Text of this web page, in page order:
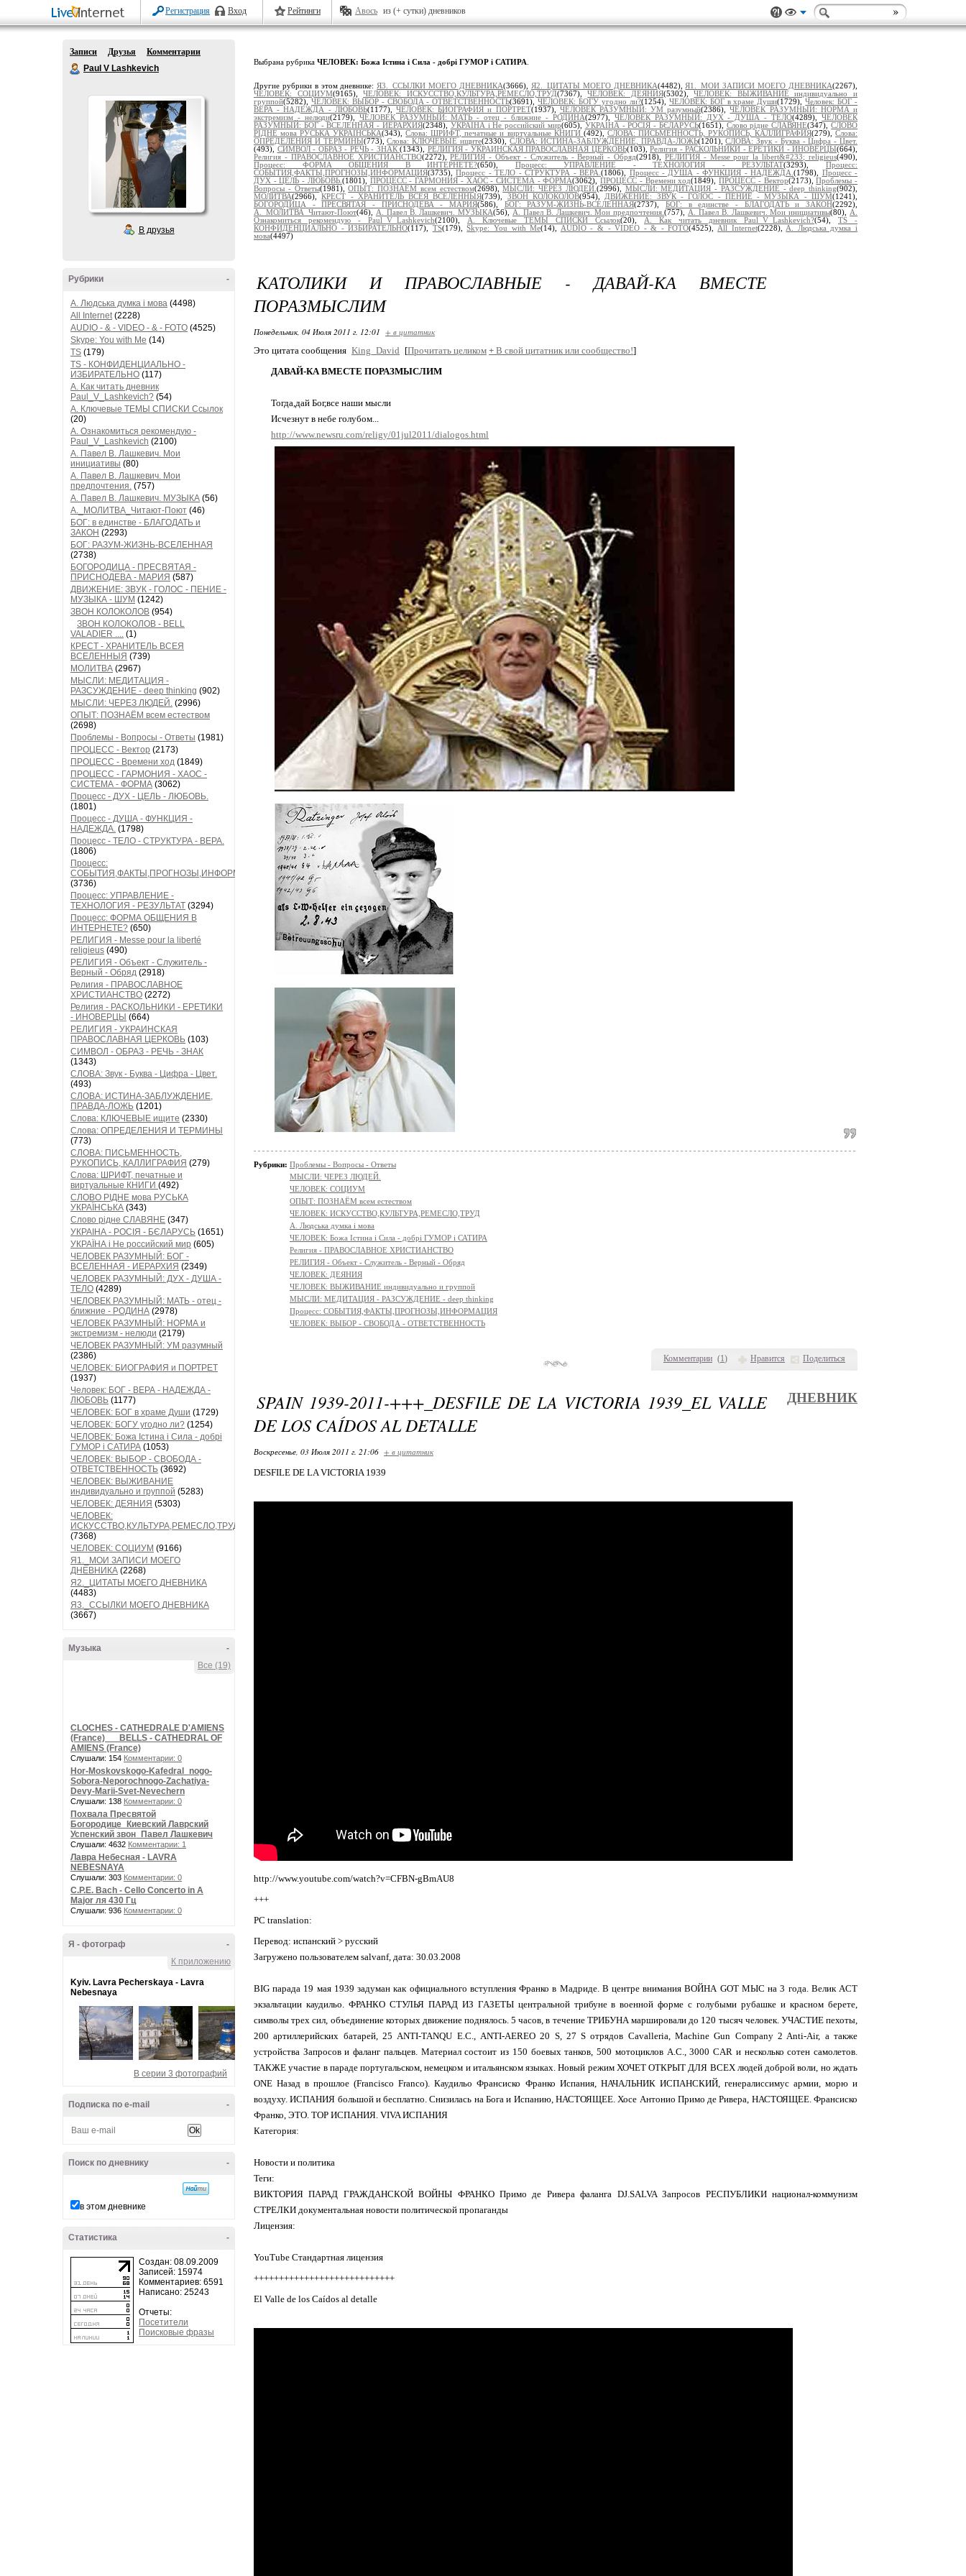
Регистрация Вход Рейтинги Авось из (+ сутки) дневников
Записи Друзья
Комментарии
Paul V Lashkevich
В друзья
-
Рубрики
A. Людська думка і мова (4498)
All Internet(2228)
AUDIO - & - VIDEO - & - FOTO (4525)
Skype: You with Me (14)
TS (179)
TS - КОНФИДЕНЦИАЛЬНО -
ИЗБИРАТЕЛЬНО (117)
А. Как читать дневник
Paul_V_Lashkevich? (54)
А. Ключевые ТЕМЫ СПИСКИ Ссылок
(20)
А. Ознакомиться рекомендую -
Paul_V_Lashkevich (2100)
А. Павел В. Лашкевич. Мои
инициативы (80)
А. Павел В. Лашкевич. Мои
предпочтения. (757)
А. Павел В. Лашкевич. МУЗЫКА (56)
А._МОЛИТВА_Читают-Поют (46)
БОГ: в единстве - БЛАГОДАТЬ и
ЗАКОН (2293)
БОГ: РАЗУМ-ЖИЗНЬ-ВСЕЛЕННАЯ
(2738)
БОГОРОДИЦА - ПРЕСВЯТАЯ -
ПРИСНОДЕВА - МАРИЯ (587)
ДВИЖЕНИЕ: ЗВУК - ГОЛОС - ПЕНИЕ -
МУЗЫКА - ШУМ (1242)
ЗВОН КОЛОКОЛОВ (954)
ЗВОН КОЛОКОЛОВ - BELL
VALADIER .... (1)
КРЕСТ - ХРАНИТЕЛЬ ВСЕЯ
ВСЕЛЕННЫЯ (739)
МОЛИТВА (2967)
МЫСЛИ: МЕДИТАЦИЯ -
РАЗСУЖДЕНИЕ - deep thinking (902)
МЫСЛИ: ЧЕРЕЗ ЛЮДЕЙ. (2996)
ОПЫТ: ПОЗНАЁМ всем естеством
(2698)
Проблемы - Вопросы - Ответы (1981)
ПРОЦЕСС - Вектор (2173)
ПРОЦЕСС - Времени ход (1849)
ПРОЦЕСС - ГАРМОНИЯ - ХАОС -
СИСТЕМА - ФОРМА (3062)
Процесс - ДУХ - ЦЕЛЬ - ЛЮБОВЬ.
(1801)
Процесс - ДУША - ФУНКЦИЯ -
НАДЕЖДА. (1798)
Процесс - ТЕЛО - СТРУКТУРА - ВЕРА.
(1806)
Процесс:
СОБЫТИЯ,ФАКТЫ,ПРОГНОЗЫ,ИНФОРМАЦИЯ
(3736)
Процесс: УПРАВЛЕНИЕ -
ТЕХНОЛОГИЯ - РЕЗУЛЬТАТ (3294)
Процесс: ФОРМА ОБЩЕНИЯ В
ИНТЕРНЕТЕ? (650)
РЕЛИГИЯ - Messe pour la liberté
religieus (490)
РЕЛИГИЯ - Объект - Служитель -
Верный - Обряд (2918)
Религия - ПРАВОСЛАВНОЕ
ХРИСТИАНСТВО (2272)
Религия - РАСКОЛЬНИКИ - ЕРЕТИКИ
- ИНОВЕРЦЫ (664)
РЕЛИГИЯ - УКРАИНСКАЯ
ПРАВОСЛАВНАЯ ЦЕРКОВЬ (103)
СИМВОЛ - ОБРАЗ - РЕЧЬ - ЗНАК
(1343)
СЛОВА: Звук - Буква - Цифра - Цвет.
(493)
СЛОВА: ИСТИНА-ЗАБЛУЖДЕНИЕ,
ПРАВДА-ЛОЖЬ (1201)
Слова: КЛЮЧЕВЫЕ ищите (2330)
Слова: ОПРЕДЕЛЕНИЯ И ТЕРМИНЫ
(773)
СЛОВА: ПИСЬМЕННОСТЬ,
РУКОПИСЬ, КАЛЛИГРАФИЯ (279)
Слова: ШРИФТ, печатные и
виртуальные КНИГИ (492)
СЛОВО РІДНЕ мова РУСЬКА
УКРАЇНСЬКА (343)
Слово рідне СЛАВЯНЕ (347)
УКРАІНА - РОСІЯ - БЄЛАРУСЬ (1651)
УКРАЇНА і Не российский мир (605)
ЧЕЛОВЕК РАЗУМНЫЙ: БОГ -
ВСЕЛЕННАЯ - ИЕРАРХИЯ (2349)
ЧЕЛОВЕК РАЗУМНЫЙ: ДУХ - ДУША -
ТЕЛО (4289)
ЧЕЛОВЕК РАЗУМНЫЙ: МАТЬ - отец -
ближние - РОДИНА (2978)
ЧЕЛОВЕК РАЗУМНЫЙ: НОРМА и
экстремизм - нелюди (2179)
ЧЕЛОВЕК РАЗУМНЫЙ: УМ разумный
(2386)
ЧЕЛОВЕК: БИОГРАФИЯ и ПОРТРЕТ
(1937)
Человек: БОГ - ВЕРА - НАДЕЖДА -
ЛЮБОВЬ (1177)
ЧЕЛОВЕК: БОГ в храме Души (1729)
ЧЕЛОВЕК: БОГУ угодно ли? (1254)
ЧЕЛОВЕК: Божа Істина і Сила - добрі
ГУМОР і САТИРА (1053)
ЧЕЛОВЕК: ВЫБОР - СВОБОДА -
ОТВЕТСТВЕННОСТЬ (3692)
ЧЕЛОВЕК: ВЫЖИВАНИЕ
индивидуально и группой (5283)
ЧЕЛОВЕК: ДЕЯНИЯ (5303)
ЧЕЛОВЕК:
ИСКУССТВО,КУЛЬТУРА,РЕМЕСЛО,ТРУД
(7368)
ЧЕЛОВЕК: СОЦИУМ (9166)
Я1._МОИ ЗАПИСИ МОЕГО
ДНЕВНИКА (2268)
Я2._ЦИТАТЫ МОЕГО ДНЕВНИКА
(4483)
Я3._ССЫЛКИ МОЕГО ДНЕВНИКА
(3667)
-
Музыка
Все (19)
CLOCHES - CATHEDRALE D'AMIENS
(France) __ BELLS - CATHEDRAL OF
AMIENS (France)
Слушали: 154 Комментарии: 0
Hor-Moskovskogo-Kafedral_nogo-
Sobora-Neporochnogo-Zachatiya-
Devy-Marii-Svet-Nevechern
Слушали: 138 Комментарии: 0
Похвала Пресвятой
Богородице_Киевский Лаврский
Успенский звон_Павел Лашкевич
Слушали: 4632 Комментарии: 1
Лавра Небесная - LAVRA
NEBESNAYA
Слушали: 303 Комментарии: 0
C.P.E. Bach - Cello Concerto in A
Major ля 430 Гц
Слушали: 936 Комментарии: 0
-
Я - фотограф
К приложению
Kyiv. Lavra Pecherskaya - Lavra
Nebesnaya
В серии 3 фотографий
-
Подписка по e-mail
-
Поиск по дневнику
в этом дневнике
-
Статистика
Создан: 08.09.2009
Записей: 15974
Комментариев: 6591
Написано: 25243
Отчеты:
Посетители
Поисковые фразы
Выбрана рубрика ЧЕЛОВЕК: Божа Істина і Сила - добрі ГУМОР і САТИРА
Другие рубрики в этом дневнике: Я3._ССЫЛКИ МОЕГО ДНЕВНИКА(3666), Я2._ЦИТАТЫ МОЕГО ДНЕВНИКА(4482), Я1._МОИ ЗАПИСИ МОЕГО ДНЕВНИКА(2267),
ЧЕЛОВЕК: СОЦИУМ(9165),ЧЕЛОВЕК: ИСКУССТВО,КУЛЬТУРА,РЕМЕСЛО,ТРУД(7367),ЧЕЛОВЕК: ДЕЯНИЯ(5302),ЧЕЛОВЕК: ВЫЖИВАНИЕ индивидуально и
группой(5282), ЧЕЛОВЕК: ВЫБОР - СВОБОДА - ОТВЕТСТВЕННОСТЬ(3691),ЧЕЛОВЕК: БОГУ угодно ли?(1254), ЧЕЛОВЕК: БОГ в храме Души(1729),Человек: БОГ -
ВЕРА - НАДЕЖДА - ЛЮБОВЬ(1177), ЧЕЛОВЕК: БИОГРАФИЯ и ПОРТРЕТ(1937), ЧЕЛОВЕК РАЗУМНЫЙ: УМ разумный(2386),ЧЕЛОВЕК РАЗУМНЫЙ: НОРМА и
экстремизм - нелюди(2179), ЧЕЛОВЕК РАЗУМНЫЙ: МАТЬ - отец - ближние - РОДИНА(2977), ЧЕЛОВЕК РАЗУМНЫЙ: ДУХ - ДУША - ТЕЛО(4289),ЧЕЛОВЕК
РАЗУМНЫЙ: БОГ - ВСЕЛЕННАЯ - ИЕРАРХИЯ(2348), УКРАЇНА і Не российский мир(605), УКРАІНА - РОСІЯ - БЄЛАРУСЬ(1651), Слово рідне СЛАВЯНЕ(347),СЛОВО
РІДНЕ мова РУСЬКА УКРАЇНСЬКА(343),Слова: ШРИФТ, печатные и виртуальные КНИГИ (492), СЛОВА: ПИСЬМЕННОСТЬ, РУКОПИСЬ, КАЛЛИГРАФИЯ(279),Слова:
ОПРЕДЕЛЕНИЯ И ТЕРМИНЫ(773),Слова: КЛЮЧЕВЫЕ ищите(2330), СЛОВА: ИСТИНА-ЗАБЛУЖДЕНИЕ, ПРАВДА-ЛОЖЬ(1201),СЛОВА: Звук - Буква - Цифра - Цвет.
(493), СИМВОЛ - ОБРАЗ - РЕЧЬ - ЗНАК (1343), РЕЛИГИЯ - УКРАИНСКАЯ ПРАВОСЛАВНАЯ ЦЕРКОВЬ(103), Религия - РАСКОЛЬНИКИ - ЕРЕТИКИ - ИНОВЕРЦЫ(664),
Религия - ПРАВОСЛАВНОЕ ХРИСТИАНСТВО(2272),РЕЛИГИЯ - Объект - Служитель - Верный - Обряд(2918), РЕЛИГИЯ - Messe pour la libert&#233; religieus(490),
Процесс: ФОРМА ОБЩЕНИЯ В ИНТЕРНЕТЕ?(650), Процесс: УПРАВЛЕНИЕ - ТЕХНОЛОГИЯ - РЕЗУЛЬТАТ(3293),Процесс:
СОБЫТИЯ,ФАКТЫ,ПРОГНОЗЫ,ИНФОРМАЦИЯ(3735),Процесс - ТЕЛО - СТРУКТУРА - ВЕРА.(1806), Процесс - ДУША - ФУНКЦИЯ - НАДЕЖДА.(1798), Процесс -
ДУХ - ЦЕЛЬ - ЛЮБОВЬ. (1801), ПРОЦЕСС - ГАРМОНИЯ - ХАОС - СИСТЕМА - ФОРМА(3062),ПРОЦЕСС - Времени ход(1849),ПРОЦЕСС - Вектор(2173),Проблемы -
Вопросы - Ответы(1981),ОПЫТ: ПОЗНАЁМ всем естеством(2698),МЫСЛИ: ЧЕРЕЗ ЛЮДЕЙ. (2996), МЫСЛИ: МЕДИТАЦИЯ - РАЗСУЖДЕНИЕ - deep thinking(902),
МОЛИТВА(2966),КРЕСТ - ХРАНИТЕЛЬ ВСЕЯ ВСЕЛЕННЫЯ(739), ЗВОН КОЛОКОЛОВ(954), ДВИЖЕНИЕ: ЗВУК - ГОЛОС - ПЕНИЕ - МУЗЫКА - ШУМ(1241),
БОГОРОДИЦА - ПРЕСВЯТАЯ - ПРИСНОДЕВА - МАРИЯ(586), БОГ: РАЗУМ-ЖИЗНЬ-ВСЕЛЕННАЯ(2737),БОГ: в единстве - БЛАГОДАТЬ и ЗАКОН(2292),
А._МОЛИТВА_Читают-Поют(46), А. Павел В. Лашкевич. МУЗЫКА(56), А. Павел В. Лашкевич. Мои предпочтения.(757), А. Павел В. Лашкевич. Мои инициативы(80), А.
Ознакомиться рекомендую - Paul_V_Lashkevich(2100), А. Ключевые ТЕМЫ СПИСКИ Ссылок(20), А. Как читать дневник Paul_V_Lashkevich?(54), TS -
КОНФИДЕНЦИАЛЬНО - ИЗБИРАТЕЛЬНО(117), TS(179),Skype: You with Me(14), AUDIO - & - VIDEO - & - FOTO(4525), All Internet(2228), A. Людська думка і
мова(4497)
Комментарии (1) Нравится Поделиться
КАТОЛИКИ И ПРАВОСЛАВНЫЕ - ДАВАЙ-КА ВМЕСТЕ
ПОРАЗМЫСЛИМ
Понедельник, 04 Июля 2011 г. 12:01 + в цитатник
Это цитата сообщения King_David [Прочитать целиком + В свой цитатник или сообщество!]
ДАВАЙ-КА ВМЕСТЕ ПОРАЗМЫСЛИМ
Тогда,дай Бог,все наши мысли
Исчезнут в небе голубом...
http://www.newsru.com/religy/01jul2011/dialogos.html
Рубрики: Проблемы - Вопросы - Ответы
МЫСЛИ: ЧЕРЕЗ ЛЮДЕЙ.
ЧЕЛОВЕК: СОЦИУМ
ОПЫТ: ПОЗНАЁМ всем естеством
ЧЕЛОВЕК: ИСКУССТВО,КУЛЬТУРА,РЕМЕСЛО,ТРУД
A. Людська думка і мова
ЧЕЛОВЕК: Божа Істина і Сила - добрі ГУМОР і САТИРА
Религия - ПРАВОСЛАВНОЕ ХРИСТИАНСТВО
РЕЛИГИЯ - Объект - Служитель - Верный - Обряд
ЧЕЛОВЕК: ДЕЯНИЯ
ЧЕЛОВЕК: ВЫЖИВАНИЕ индивидуально и группой
МЫСЛИ: МЕДИТАЦИЯ - РАЗСУЖДЕНИЕ - deep thinking
Процесс: СОБЫТИЯ,ФАКТЫ,ПРОГНОЗЫ,ИНФОРМАЦИЯ
ЧЕЛОВЕК: ВЫБОР - СВОБОДА - ОТВЕТСТВЕННОСТЬ
SPAIN 1939-2011-+++_DESFILE DE LA VICTORIA 1939_EL VALLE
DE LOS CAÍDOS AL DETALLE
ДНЕВНИК
Воскресенье, 03 Июля 2011 г. 21:06 + в цитатник
DESFILE DE LA VICTORIA 1939
http://www.youtube.com/watch?v=CFBN-gBmAU8
+++
PC translation:
Перевод: испанский > русский
Загружено пользователем salvanf, дата: 30.03.2008
BIG парада 19 мая 1939 задуман как официального вступления Франко в Мадриде. В центре внимания ВОЙНА GOT МЫС на 3 года. Велик ACT
экзальтации каудильо. ФРАНКО СТУЛЬЯ ПАРАД ИЗ ГАЗЕТЫ центральной трибуне в военной форме с голубыми рубашке и красном берете,
символы трех сил, объединение которых движение поднялось. 5 часов, в течение ТРИБУНА маршировали до 120 тысяч человек. УЧАСТИЕ пехоты,
200 артиллерийских батарей, 25 ANTI-TANQU Е.С., ANTI-AEREO 20 S, 27 S отрядов Cavalleria, Machine Gun Company 2 Anti-Air, а также
устройства Запросов и фаланг пальцев. Материал состоит из 150 боевых танков, 500 мотоциклов А.С., 3000 CAR и несколько сотен самолетов.
ТАКЖЕ участие в параде португальском, немецком и итальянском языках. Новый режим ХОЧЕТ ОТКРЫТ ДЛЯ ВСЕХ людей доброй воли, но ждать
ONE Назад в прошлое (Francisco Franco). Каудильо Франсиско Франко Испания, НАЧАЛЬНИК ИСПАНСКИЙ, генералиссимус армии, морю и
воздуху. ИСПАНИЯ большой и бесплатно. Снизилась на Бога и Испанию, НАСТОЯЩЕЕ. Хосе Антонио Примо де Ривера, НАСТОЯЩЕЕ. Франсиско
Франко, ЭТО. TOP ИСПАНИЯ. VIVA ИСПАНИЯ
Категория:
Новости и политика
Теги:
ВИКТОРИЯ ПАРАД ГРАЖДАНСКОЙ ВОЙНЫ ФРАНКО Примо де Ривера фаланга DJ.SALVA Запросов РЕСПУБЛИКИ национал-коммунизм
СТРЕЛКИ документальная новости политической пропаганды
Лицензия:
YouTube Стандартная лицензия
++++++++++++++++++++++++++++
El Valle de los Caídos al detalle